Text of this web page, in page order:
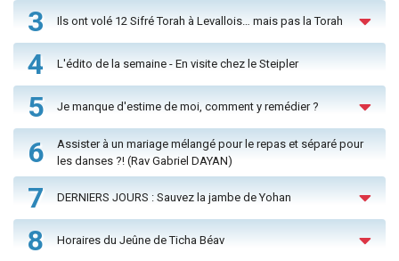
3 Ils ont volé 12 Sifré Torah à Levallois… mais pas la Torah
4 L'édito de la semaine - En visite chez le Steipler
5 Je manque d'estime de moi, comment y remédier ?
6
Assister à un mariage mélangé pour le repas et séparé pour
les danses ?! (Rav Gabriel DAYAN)
7 DERNIERS JOURS : Sauvez la jambe de Yohan
8 Horaires du Jeûne de Ticha Béav